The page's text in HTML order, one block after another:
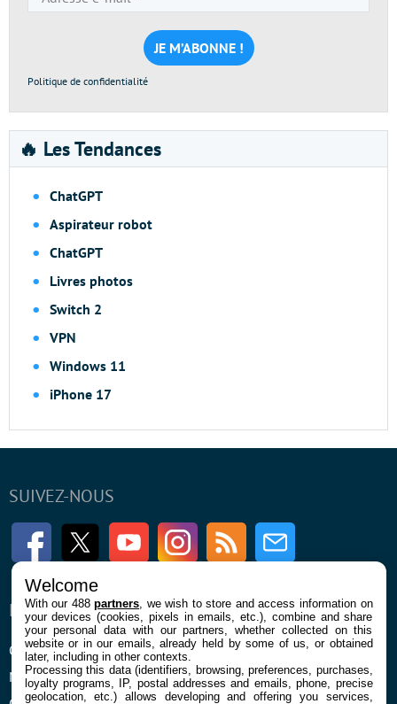
e-
mail
*
Politique de confidentialité
🔥 Les Tendances
ChatGPT
Aspirateur robot
ChatGPT
Livres photos
Switch 2
VPN
Windows 11
iPhone 17
SUIVEZ-NOUS
FacebookTwitter Youtube InstagramRSS Newsletter
ENTREPRISE
Qui sommes nous
Mentions légales et CGU
À PROPOS
La rédaction
Contact
Welcome
With our 488partners , we wish to store and access information on
your devices (cookies, pixels in emails, etc.), combine and share
your personal data with our partners, whether collected on this
website or in our emails, already held by some of us, or obtained
later, including in other contexts.
Processing this data (identifiers, browsing, preferences, purchases,
loyalty programs, IP, postal addresses and emails, phone, precise
geolocation, etc.) allows developing and offering you services,